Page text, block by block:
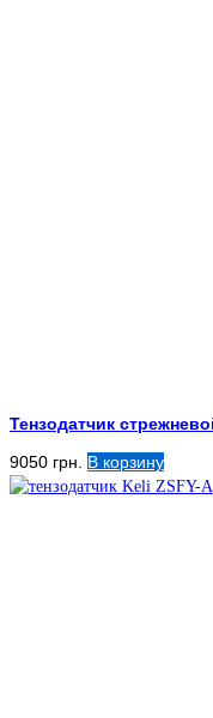
Тензодатчик
9050 грн. В корзину